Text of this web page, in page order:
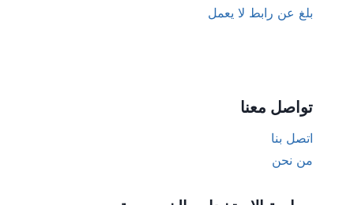
بلغ عن رابط لا يعمل
تواصل معنا
اتصل بنا
من نحن